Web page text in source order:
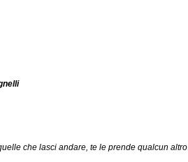
che lasci andare, te le prende qualcun altro